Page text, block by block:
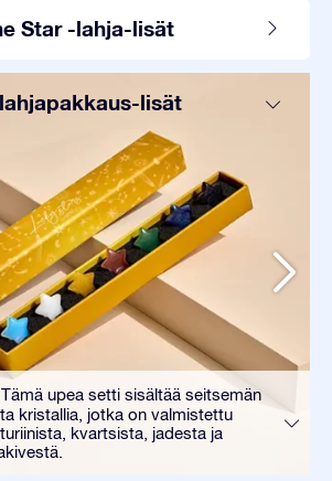
Star -lahja-lisät
lisät
upea setti sisältää seitsemän
kristallia, jotka on valmistettu
kvartsista, jadesta ja